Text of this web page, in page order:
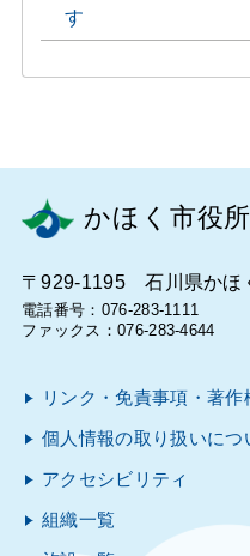
す
かほく市役所
〒929-1195 石川県かほ
電話番号：076-283-1111
ファックス：076-283-4644
リンク・免責事項・著作
個人情報の取り扱いにつ
アクセシビリティ
組織一覧